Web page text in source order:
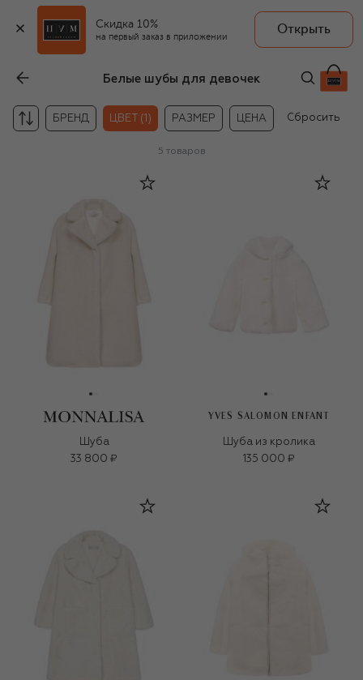
Скидка 10%
на первый заказ в приложении
Открыть
Белые шубы для девочек
БРЕНД ЦВЕТ (1) РАЗМЕР ЦЕНА Сбросить
5 товаров
Шуба
33 800 ₽
YVES SALOMON ENFANT
Шуба из кролика
135 000 ₽